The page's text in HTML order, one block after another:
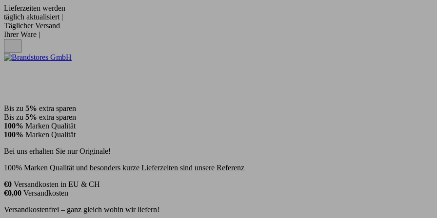
Lieferzeiten werden
täglich aktualisiert |
Täglicher Versand
Ihrer Ware |
Bis zu 5% extra sparen
Bis zu 5% extra sparen
100% Marken Qualität
100% Marken Qualität
Bei uns erhalten Sie nur Originale!
100% Marken Qualität und besonders kurze Lieferzeiten sind unsere Referenz
€0 Versandkosten in EU & CH
€0,00 Versandkosten
Versandkostenfrei – ganz gleich wohin wir liefern!